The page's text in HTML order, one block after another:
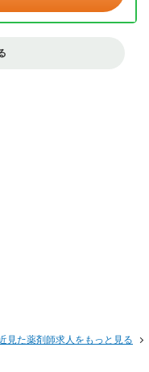
見た薬剤師求人をもっと見る